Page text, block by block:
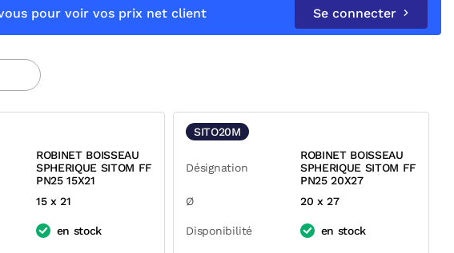
pour voir vos prix net client Se connecter
ROBINET BOISSEAU
SPHERIQUE SITOM FF
PN25 15X21
15 x 21
en stock
SITO20M
Désignation
ROBINET BOISSEAU
SPHERIQUE SITOM FF
PN25 20X27
Ø
20 x 27
Disponibilité en stock